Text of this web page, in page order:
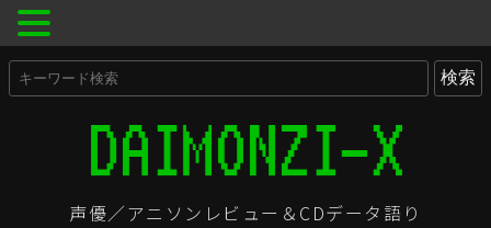
声優／アニソンレビュー＆CDデータ語り